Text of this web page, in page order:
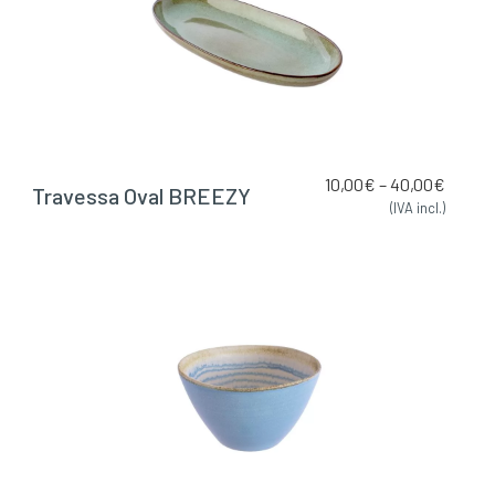
Travessa Oval BREEZY 10,00€ –40,00€
(IVA incl.)